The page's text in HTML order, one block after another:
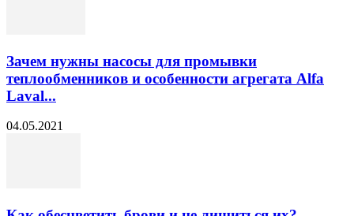
Зачем нужны насосы для промывки
теплообменников и особенности агрегата Alfa
Laval...
04.05.2021